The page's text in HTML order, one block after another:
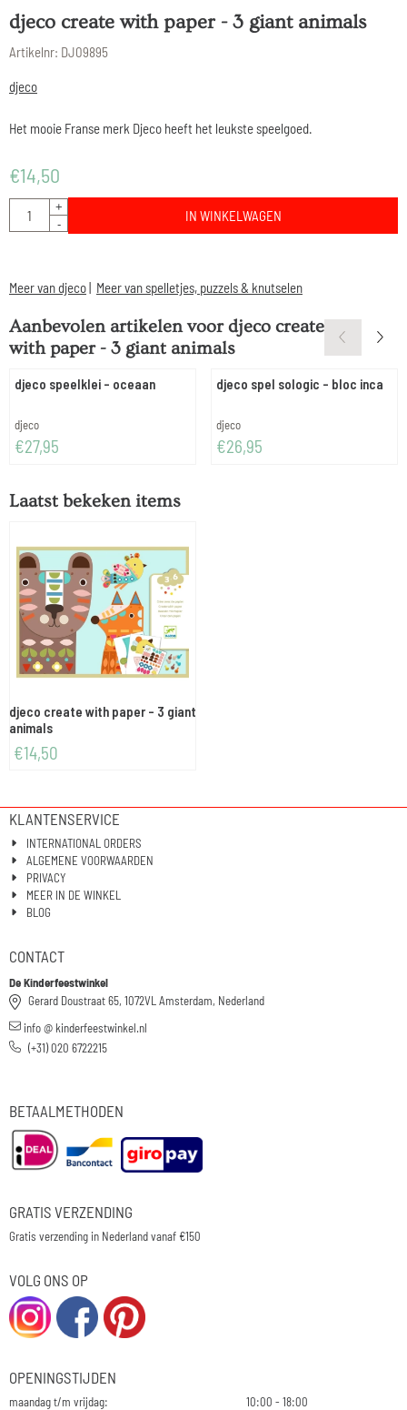
djeco create with paper - 3 giant animals
Artikelnr: DJ09895
djeco
Het mooie Franse merk Djeco heeft het leukste speelgoed.
€14,50
Aantal
+
-
IN WINKELWAGEN
Meer van djeco| Meer van spelletjes, puzzels & knutselen
Aanbevolen artikelen voordjeco create
with paper - 3 giant animals
djeco speelklei - oceaan
Merk:
djeco
Prijs: 27,95
€27,95
djeco spel sologic - bloc inca
Merk:
djeco
Prijs: 26,95
€26,95
Laatst bekeken items
djeco create with paper - 3 giant
animals
€14,50
KLANTENSERVICE
INTERNATIONAL ORDERS
ALGEMENE VOORWAARDEN
PRIVACY
MEER IN DE WINKEL
BLOG
CONTACT
De Kinderfeestwinkel
Gerard Doustraat 65, 1072VL Amsterdam, Nederland
info @ kinderfeestwinkel.nl
(+31) 020 6722215
BETAALMETHODEN
GRATIS VERZENDING
Gratis verzending in Nederland vanaf €150
VOLG ONS OP
OPENINGSTIJDEN
maandag t/m vrijdag: 10:00 - 18:00